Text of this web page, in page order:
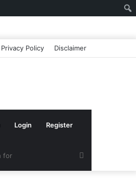
Privacy Policy Disclaimer
Login Register